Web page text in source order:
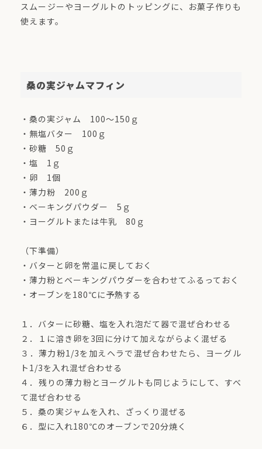
スムージーやヨーグルトのトッピングに、お菓子作りも
使えます。
桑の実ジャムマフィン
・桑の実ジャム 100～150ｇ
・無塩バター 100ｇ
・砂糖 50ｇ
・塩 1ｇ
・卵 1個
・薄力粉 200ｇ
・ベーキングパウダー 5ｇ
・ヨーグルトまたは牛乳 80ｇ
（下準備）
・バターと卵を常温に戻しておく
・薄力粉とベーキングパウダーを合わせてふるっておく
・オーブンを180℃に予熱する
１．バターに砂糖、塩を入れ泡だて器で混ぜ合わせる
２．１に溶き卵を3回に分けて加えながらよく混ぜる
３．薄力粉1/3を加えヘラで混ぜ合わせたら、ヨーグル
ト1/3を入れ混ぜ合わせる
４．残りの薄力粉とヨーグルトも同じようにして、すべ
て混ぜ合わせる
５．桑の実ジャムを入れ、ざっくり混ぜる
６．型に入れ180℃のオーブンで20分焼く